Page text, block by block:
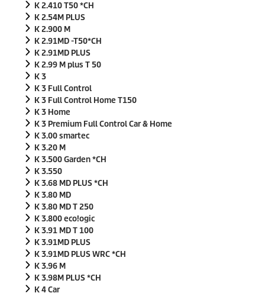
K 2.410 T50 *CH
K 2.54M PLUS
K 2.900 M
K 2.91MD -T50*CH
K 2.91MD PLUS
K 2.99 M plus T 50
K 3
K 3 Full Control
K 3 Full Control Home T150
K 3 Home
K 3 Premium Full Control Car & Home
K 3.00 smartec
K 3.20 M
K 3.500 Garden *CH
K 3.550
K 3.68 MD PLUS *CH
K 3.80 MD
K 3.80 MD T 250
K 3.800eco!ogic
K 3.91 MD T 100
K 3.91MD PLUS
K 3.91MD PLUS WRC *CH
K 3.96 M
K 3.98M PLUS *CH
K 4 Car